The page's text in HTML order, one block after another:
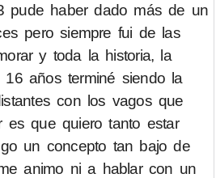
pude haber dado más de un
pero siempre fui de las
y toda la historia, la
años terminé siendo la
con los vagos que
es que quiero tanto estar
un concepto tan bajo de
animo ni a hablar con un